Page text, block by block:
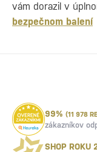
vám dorazil v
bezpečnom balení
99% (11 978
zákazníkov
SHOP ROKU